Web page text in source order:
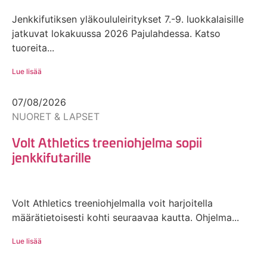
Jenkkifutiksen yläkoululeiritykset 7.-9. luokkalaisille
jatkuvat lokakuussa 2026 Pajulahdessa. Katso
tuoreita...
Lue lisää
07/08/2026
NUORET & LAPSET
Volt Athletics treeniohjelma sopii
jenkkifutarille
Volt Athletics treeniohjelmalla voit harjoitella
määrätietoisesti kohti seuraavaa kautta. Ohjelma...
Lue lisää